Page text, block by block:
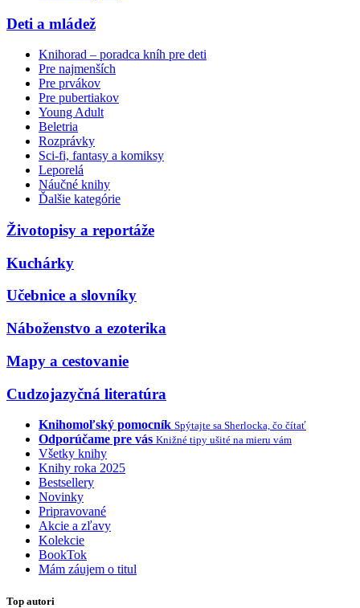
Deti a mládež
Knihorad – poradca kníh pre deti
Pre najmenších
Pre prvákov
Pre pubertiakov
Young Adult
Beletria
Rozprávky
Sci-fi, fantasy a komiksy
Leporelá
Náučné knihy
Ďalšie kategórie
Životopisy a reportáže
Kuchárky
Učebnice a slovníky
Náboženstvo a ezoterika
Mapy a cestovanie
Cudzojazyčná literatúra
Knihomoľský pomocník Spýtajte sa Sherlocka, čo čítať
Odporúčame pre vás Knižné tipy ušité na mieru vám
Všetky knihy
Knihy roka 2025
Bestsellery
Novinky
Pripravované
Akcie a zľavy
Kolekcie
BookTok
Mám záujem o titul
Top autori